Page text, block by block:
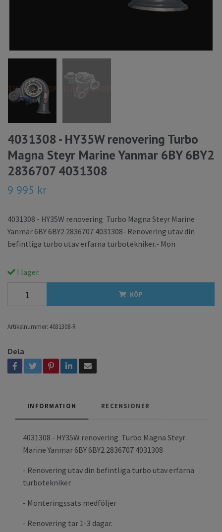
4031308 - HY35W renovering Turbo
Magna Steyr Marine Yanmar 6BY 6BY2
2836707 4031308
9 995 kr
4031308 - HY35W renovering Turbo Magna Steyr Marine
Yanmar 6BY 6BY2 2836707 4031308- Renovering utav din
befintliga turbo utav erfarna turbotekniker.- Mon
I lager.
KÖP
Artikelnummer: 4031308-R
Dela
INFORMATION RECENSIONER
4031308 - HY35W renovering Turbo Magna Steyr
Marine Yanmar 6BY 6BY2 2836707 4031308
- Renovering utav din befintliga turbo utav erfarna
turbotekniker.
- Monteringssats medföljer
- Renovering tar 1-3 dagar.